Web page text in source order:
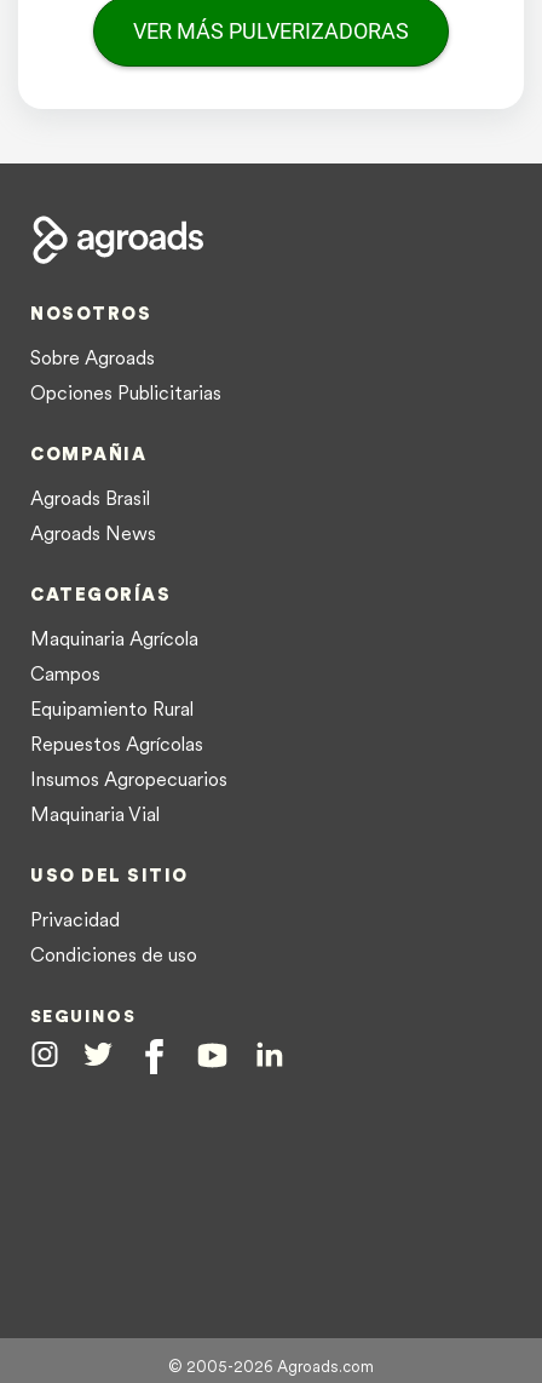
VER MÁS PULVERIZADORAS
NOSOTROS
Sobre Agroads
Opciones Publicitarias
COMPAÑIA
Agroads Brasil
Agroads News
CATEGORÍAS
Maquinaria Agrícola
Campos
Equipamiento Rural
Repuestos Agrícolas
Insumos Agropecuarios
Maquinaria Vial
USO DEL SITIO
Privacidad
Condiciones de uso
SEGUINOS
InstagramTwitter FacebookYoutubeLinkedin
© 2005-2026 Agroads.com